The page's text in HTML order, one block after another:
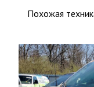
Похожая